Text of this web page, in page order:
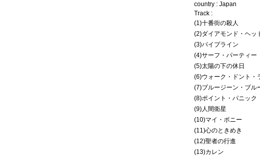
country : Japan
Track :
(1)十番街の殺人
(2)ダイアモンド・ヘッ
(3)パイプライン
(4)サーフ・パーティー
(5)太陽の下の休日
(6)ウォーク・ドント・
(7)ブルージーン・ブル
(8)ポイント・パニック
(9)人間衛星
(10)マイ・ボニー
(11)心のときめき
(12)聖者の行進
(13)カレン